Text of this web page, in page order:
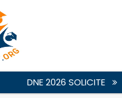
DNE 2026 SOLICITE